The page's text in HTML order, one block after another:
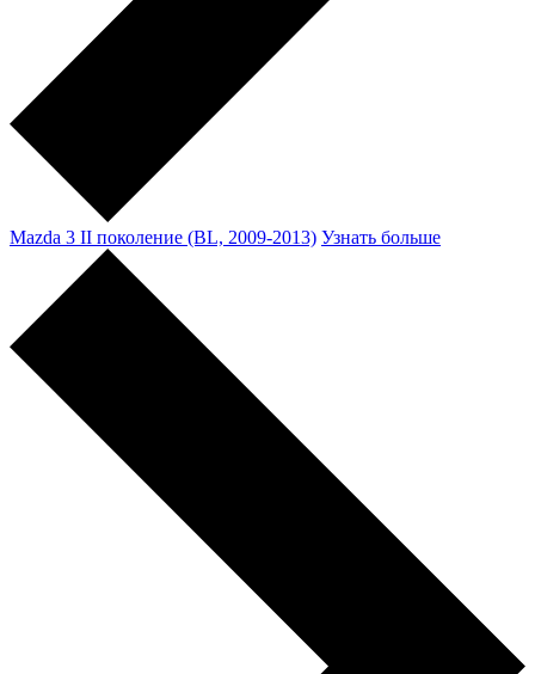
Mazda 3 II поколение (BL, 2009-2013) Узнать больше